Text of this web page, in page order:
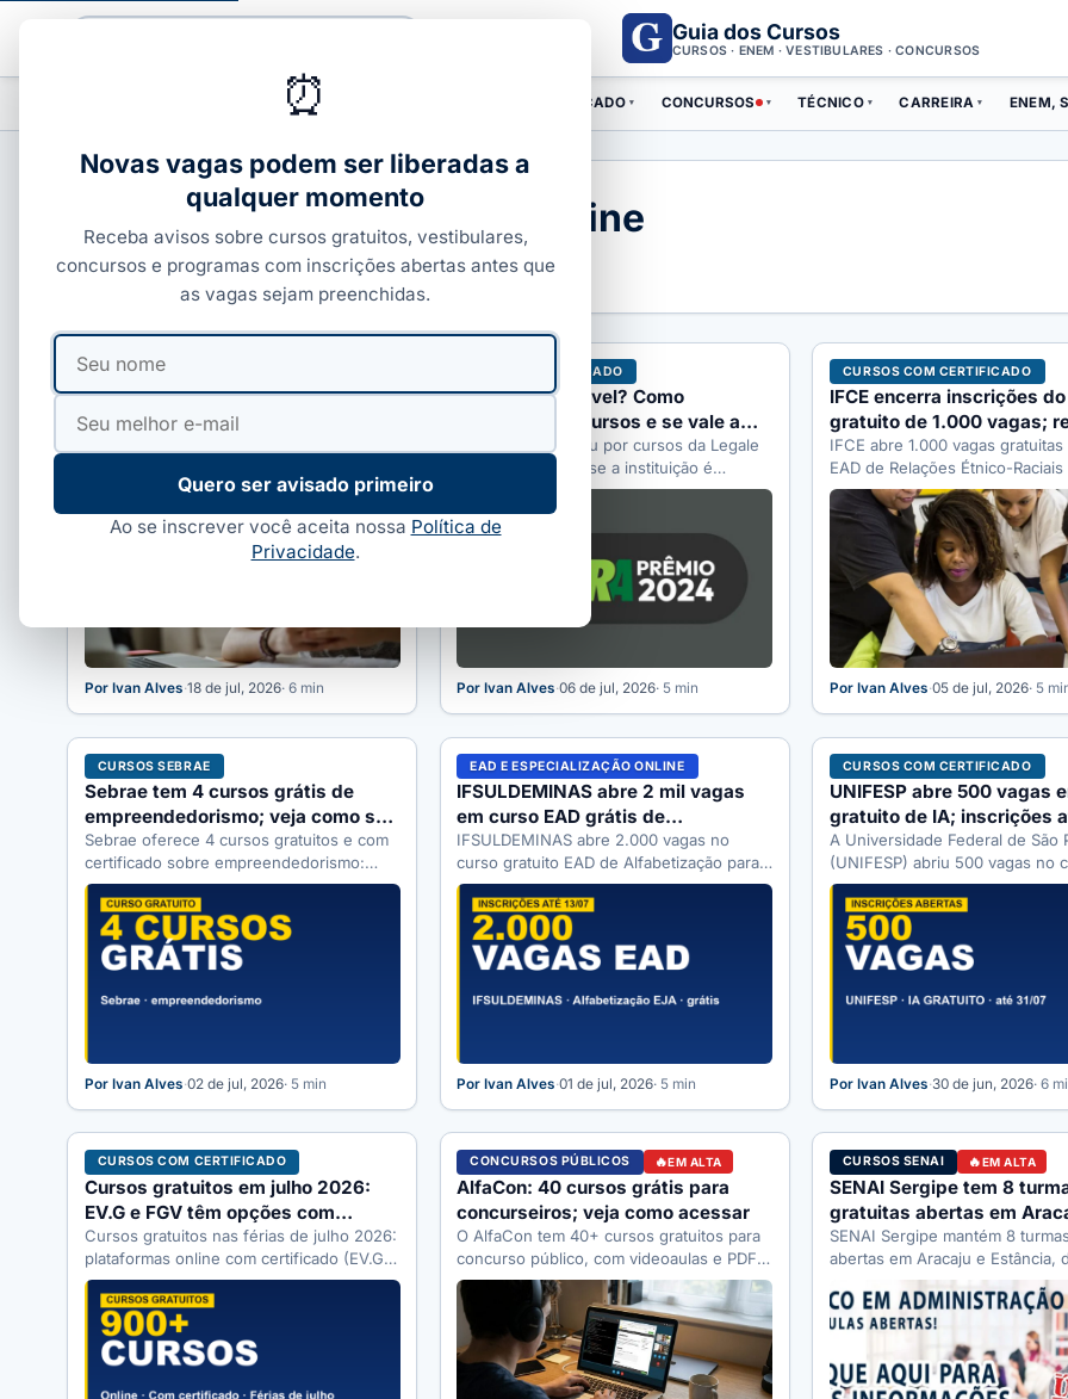
Guia dos Cursos
CURSOS · ENEM · VESTIBULARES · CONCURSOS
PROFISSIONALIZANTES CURSOS COM CERTIFICADO ▾ CONCURSOS ▾ TÉCNICO ▾ CARREIRA ▾ ENEM,
EAD e Especialização Online
76 publicações · Página 1 de 8
ESPECIALIZAÇÃO EAD
UFRRJ abre 400 vagas em pós
gratuita EAD; veja como se
inscrever
Fundação Cecierj, abriu inscrições para…
Por Ivan Alves·18 de jul, 2026· 6 min
CARREIRA E MERCADO
Legale é confiável? Como
funcionam os cursos e se vale a
pena
Se você pesquisou por cursos da Legale
e ficou na dúvida se a instituição é
Por Ivan Alves·06 de jul, 2026· 5 min
CURSOS COM CERTIFICADO
IFCE encerra inscrições
gratuito de 1.000 vagas;
sai dia 27/07
IFCE abre 1.000 vagas
EAD de Relações Étnico-Raciais
professores e gestores de
Por Ivan Alves·05 de jul, 2026· 5
CURSOS SEBRAE
Sebrae tem 4 cursos grátis de
empreendedorismo; veja como se
inscrever
Sebrae oferece 4 cursos gratuitos e com
certificado sobre empreendedorismo:
mentalidade, negócio e MEI. Veja carga
horária, conteúdo…
Por Ivan Alves·02 de jul, 2026· 5 min
EAD E ESPECIALIZAÇÃO ONLINE
IFSULDEMINAS abre 2 mil vagas
em curso EAD grátis de
alfabetização
IFSULDEMINAS abre 2.000 vagas no
curso gratuito EAD de Alfabetização para a
EJA, voltado a professores. Inscrições
até…
Por Ivan Alves·01 de jul, 2026· 5 min
CURSOS COM CERTIFICADO
UNIFESP abre 500 vagas
gratuito de IA; inscrições
A Universidade Federal de São
(UNIFESP) abriu 500 vagas no
Ferramentas de Inteligência
para…
Por Ivan Alves·30 de jun, 2026· 6
CURSOS COM CERTIFICADO
Cursos gratuitos em julho 2026:
EV.G e FGV têm opções com
certificado
Cursos gratuitos nas férias de julho 2026:
plataformas online com certificado (EV.G,
FGV, Bradesco, SENAI). Como aproveitar
o…
CONCURSOS PÚBLICOS EM ALTA
AlfaCon: 40 cursos grátis para
concurseiros; veja como acessar
O AlfaCon tem 40+ cursos gratuitos para
concurso público, com videoaulas e PDF.
Veja os principais, como acessar…
CURSOS SENAI EM ALTA
SENAI Sergipe tem 8
gratuitas abertas em
Estância; uma inscrição
SENAI Sergipe mantém 8
abertas em Aracaju e Estância,
eletricista industrial a
prazos:…
⏰
Novas vagas podem ser liberadas a
qualquer momento
Receba avisos sobre cursos gratuitos, vestibulares,
concursos e programas com inscrições abertas antes que
as vagas sejam preenchidas.
Seu
nome
Seu
mail
Quero ser avisado primeiro
Ao se inscrever você aceita nossa Política de
Privacidade.